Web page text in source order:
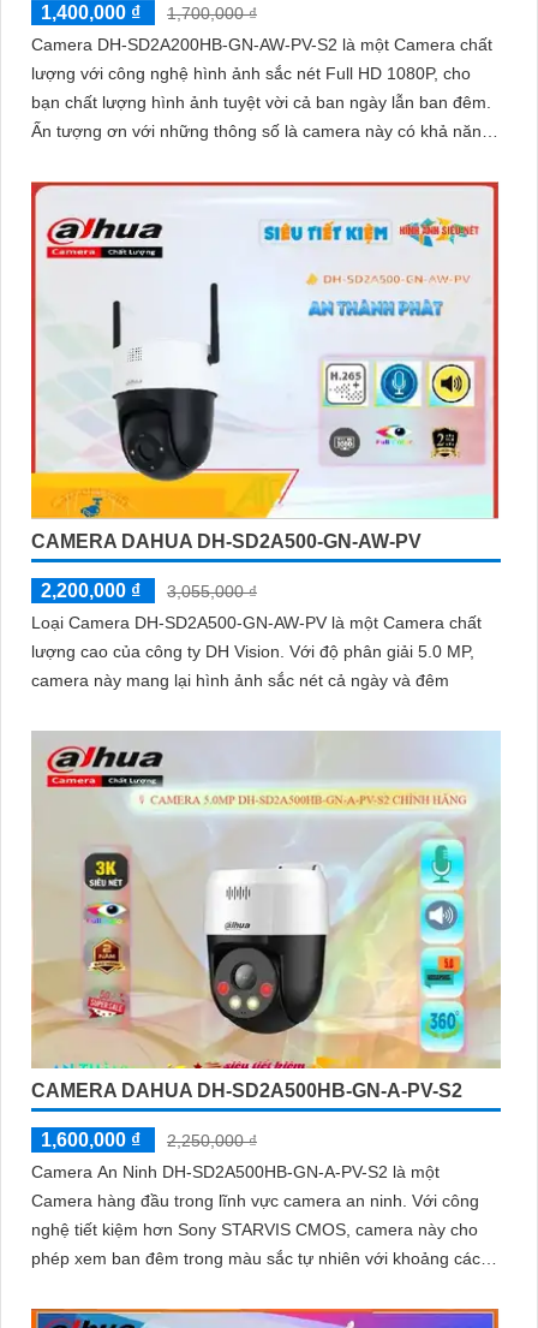
1,400,000 ₫
1,700,000 ₫
Camera DH-SD2A200HB-GN-AW-PV-S2 là một Camera chất
lượng với công nghệ hình ảnh sắc nét Full HD 1080P, cho
bạn chất lượng hình ảnh tuyệt vời cả ban ngày lẫn ban đêm.
Ấn tượng ơn với những thông số là camera này có khả năng
vào ban đêm
CAMERA DAHUA DH-SD2A500-GN-AW-PV
2,200,000 ₫
3,055,000 ₫
Loại Camera DH-SD2A500-GN-AW-PV là một Camera chất
lượng cao của công ty DH Vision. Với độ phân giải 5.0 MP,
camera này mang lại hình ảnh sắc nét cả ngày và đêm
CAMERA DAHUA DH-SD2A500HB-GN-A-PV-S2
1,600,000 ₫
2,250,000 ₫
Camera An Ninh DH-SD2A500HB-GN-A-PV-S2 là một
Camera hàng đầu trong lĩnh vực camera an ninh. Với công
nghệ tiết kiệm hơn Sony STARVIS CMOS, camera này cho
phép xem ban đêm trong màu sắc tự nhiên với khoảng cách